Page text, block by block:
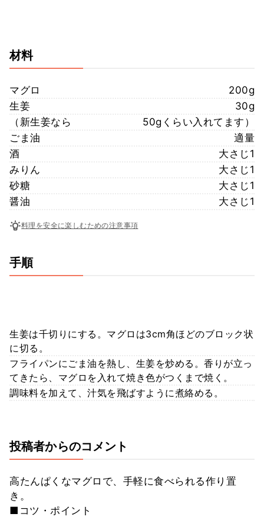
材料
マグロ
200g
生姜
30g
（新生姜なら
50gくらい入れてます）
ごま油
適量
酒
大さじ1
みりん
大さじ1
砂糖
大さじ1
醤油
大さじ1
料理を安全に楽しむための注意事項
手順
生姜は千切りにする。マグロは3cm角ほどのブロック状
に切る。
フライパンにごま油を熱し、生姜を炒める。香りが立っ
てきたら、マグロを入れて焼き色がつくまで焼く。
調味料を加えて、汁気を飛ばすように煮絡める。
投稿者からのコメント
高たんぱくなマグロで、手軽に食べられる作り置
き。
■コツ・ポイント